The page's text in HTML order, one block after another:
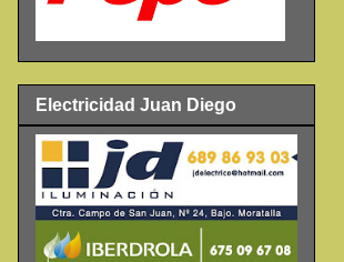
Electricidad Juan Diego